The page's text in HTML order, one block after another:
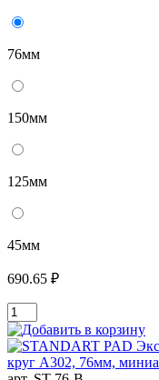
76мм
150мм
125мм
45мм
690.65 ₽